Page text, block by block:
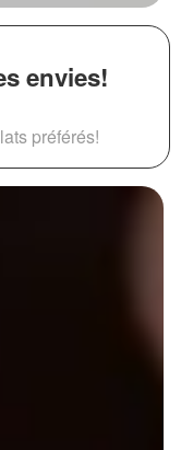
envies!
préférés!